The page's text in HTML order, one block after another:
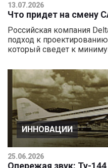
13.07.2026
Что придет на смену
Российская компания
подход к
который сведет к
ИННОВАЦИИ
25.06.2026
Опережая звук: Ту-